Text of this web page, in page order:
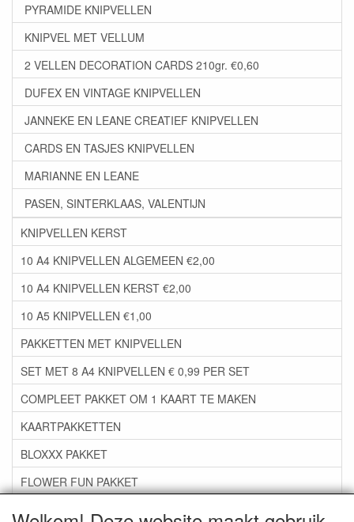
PYRAMIDE KNIPVELLEN
KNIPVEL MET VELLUM
2 VELLEN DECORATION CARDS 210gr. €0,60
DUFEX EN VINTAGE KNIPVELLEN
JANNEKE EN LEANE CREATIEF KNIPVELLEN
CARDS EN TASJES KNIPVELLEN
MARIANNE EN LEANE
PASEN, SINTERKLAAS, VALENTIJN
KNIPVELLEN KERST
10 A4 KNIPVELLEN ALGEMEEN €2,00
10 A4 KNIPVELLEN KERST €2,00
10 A5 KNIPVELLEN €1,00
PAKKETTEN MET KNIPVELLEN
SET MET 8 A4 KNIPVELLEN € 0,99 PER SET
COMPLEET PAKKET OM 1 KAART TE MAKEN
KAARTPAKKETTEN
BLOXXX PAKKET
FLOWER FUN PAKKET
***GROEP 06*** TAPE/LIJM SNIJMALLEN STEMPELS